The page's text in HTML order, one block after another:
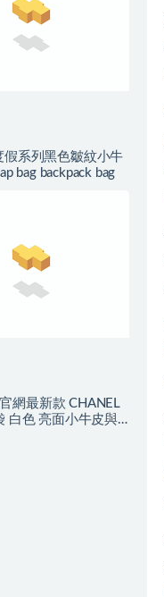
系列黑色皺紋小牛
bag backpack bag
網最新款 CHANEL
白色 亮面小牛皮與